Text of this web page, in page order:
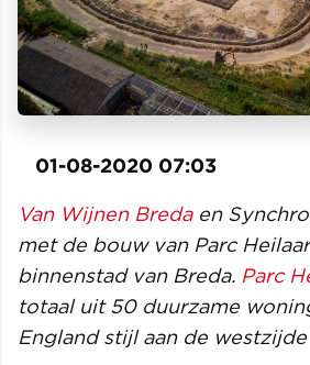
01-08-2020 07:03
Van Wijnen Bredaen
met de bouw van Parc
binnenstad van Breda. Parc
totaal uit 50 duurzame
England stijl aan de